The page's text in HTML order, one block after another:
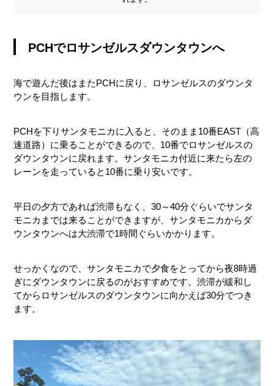
PCHでロサンゼルスダウンタウンへ
海で遊んだ後はまたPCHに戻り、ロサンゼルスのダウンタ
ウンを目指します。
PCHを下りサンタモニカに入ると、そのまま10番EAST（高
速道路）に乗ることができるので、10番でロサンゼルスの
ダウンタウンに戻れます。サンタモニカ付近に来たら左の
レーンを走っていると10番に乗り安いです。
平日の夕方であれば渋滞もなく、30～40分ぐらいでサンタ
モニカまでは来ることができますが、サンタモニカからダ
ウンタウンへは大渋滞で1時間ぐらいかかります。
せっかくなので、サンタモニカで夕食をとってから夜8時過
ぎにダウンタウンに戻るのがおすすめです。渋滞が緩和し
てからロサンゼルスのダウンタウンに向かえば30分でつき
ます。